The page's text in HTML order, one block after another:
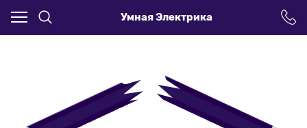
Умная Электрика